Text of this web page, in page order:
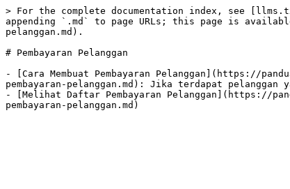
> For the complete documentation index, see
appending `.md` to page URLs; this page is
pelanggan.md).
# Pembayaran Pelanggan
- [Cara Membuat Pembayaran Pelanggan](https://
pembayaran-pelanggan.md): Jika terdapat pelanggan
- [Melihat Daftar Pembayaran Pelanggan](https://